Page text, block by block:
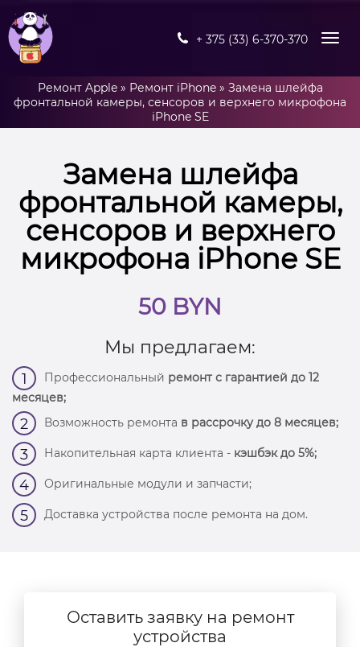
+ 375 (33) 6-370-370
Ремонт Apple» Ремонт iPhone» Замена шлейфа
фронтальной камеры, сенсоров и верхнего микрофона
iPhone SE
Замена шлейфа
фронтальной камеры,
сенсоров и верхнего
микрофона iPhone SE
50 BYN
Мы предлагаем:
1 Профессиональный ремонт с гарантией до 12
месяцев;
2 Возможность ремонта в рассрочку до 8 месяцев;
3 Накопительная карта клиента - кэшбэк до 5%;
4 Оригинальные модули и запчасти;
5 Доставка устройства после ремонта на дом.
Оставить заявку на ремонт
устройства